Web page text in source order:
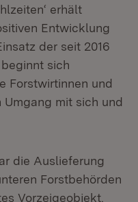
erhält
Entwicklung
der seit 2016
sich
Forstwirtinnen und
mit sich und
die Auslieferung
Forstbehörden
Vorzeigeobjekt.